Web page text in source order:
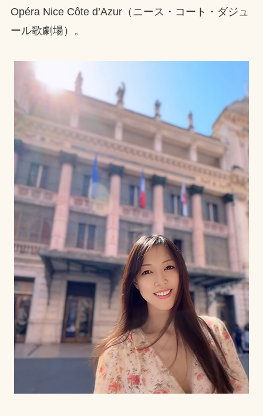
Opéra Nice Côte d’Azur（ニース・コート・ダジュ
ール歌劇場）。